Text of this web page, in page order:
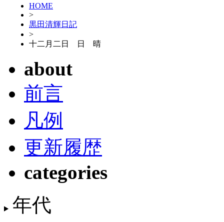
HOME
>
黒田清輝日記
>
十二月二日 日 晴
about
前言
凡例
更新履歴
categories
年代